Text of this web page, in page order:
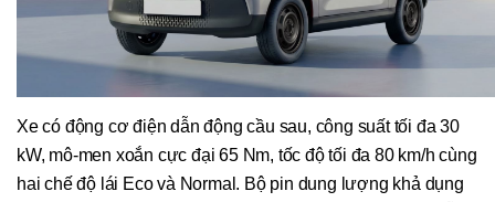
Xe có động cơ điện dẫn động cầu sau, công suất tối đa 30
kW, mô-men xoắn cực đại 65 Nm, tốc độ tối đa 80 km/h cùng
hai chế độ lái Eco và Normal. Bộ pin dung lượng khả dụng